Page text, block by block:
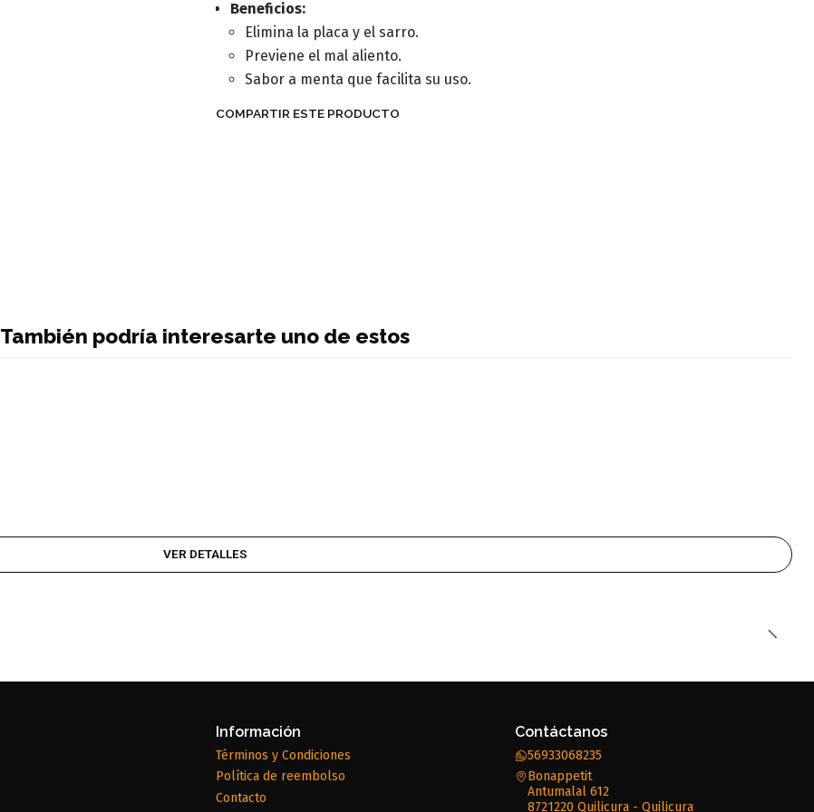
Beneficios:
Elimina la placa y el sarro.
Previene el mal aliento.
Sabor a menta que facilita su uso.
COMPARTIR ESTE PRODUCTO
También podría interesarte uno de estos
VER DETALLES
Información
Términos y Condiciones
Política de reembolso
Contacto
Contáctanos
56933068235
Bonappetit
Antumalal 612
8721220 Quilicura - Quilicura